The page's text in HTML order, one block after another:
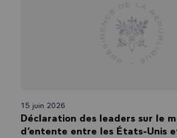
15 juin 2026
Déclaration des leaders sur le
d’entente entre les États-Unis